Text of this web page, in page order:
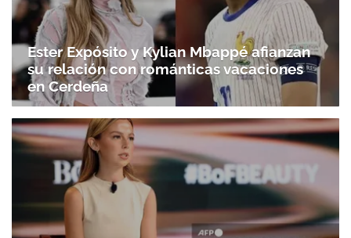
Ester Expósito y Kylian Mbappé afianzan
su relación con románticas vacaciones
en Cerdeña